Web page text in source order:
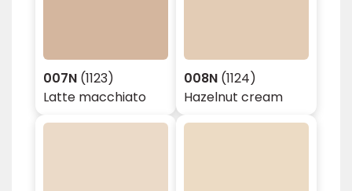
007N (1123)
Latte macchiato
008N (1124)
Hazelnut cream